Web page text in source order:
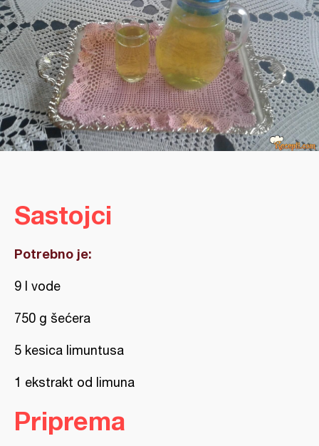
Sastojci
Potrebno je:
9 l vode
750 g šećera
5 kesica limuntusa
1 ekstrakt od limuna
Priprema